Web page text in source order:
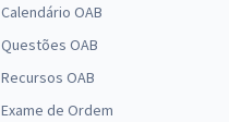
Calendário OAB
Questões OAB
Recursos OAB
Exame de Ordem